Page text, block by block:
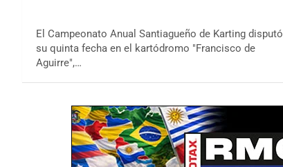
El Campeonato Anual Santiagueño de Karting disputó
su quinta fecha en el kartódromo "Francisco de
Aguirre",…